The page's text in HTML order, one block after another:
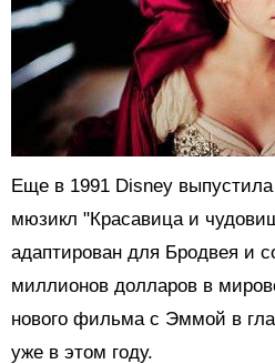
Еще в 1991 Disney
мюзикл "Красавица и
адаптирован для Бродвея и
миллионов долларов в
нового фильма с Эммой в
уже в этом году.